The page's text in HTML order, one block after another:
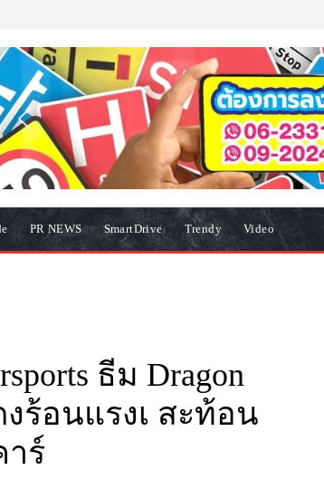
PR NEWS SmartDrive Trendy Video
ธีม Dragon
งร้อนแรงเ สะท้อน
าร์